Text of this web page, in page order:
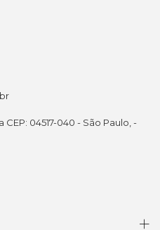
04517-040 - São Paulo, -